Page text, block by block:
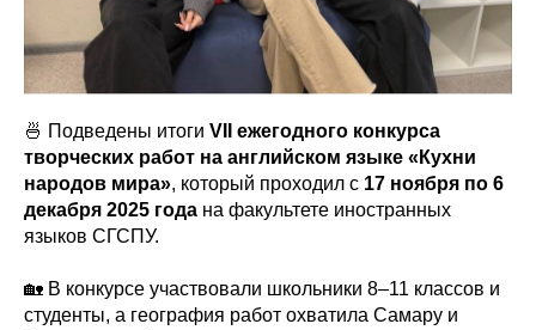
🍜 Подведены итоги VII ежегодного конкурса
творческих работ на английском языке «Кухни
народов мира», который проходил с 17 ноября по 6
декабря 2025 года на факультете иностранных
языков СГСПУ.
🏡 В конкурсе участвовали школьники 8–11 классов и
студенты, а география работ охватила Самару и